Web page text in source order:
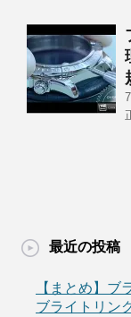
最近の投稿
【まとめ】ブ
ブライトリン